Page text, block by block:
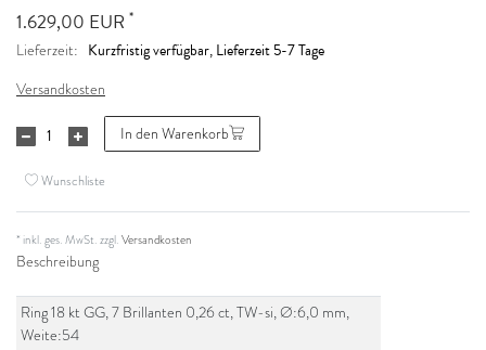
1.629,00 EUR *
Lieferzeit: Kurzfristig verfügbar, Lieferzeit 5-7 Tage
Versandkosten
In den Warenkorb
Wunschliste
* inkl. ges. MwSt. zzgl.Versandkosten
Beschreibung
Ring 18 kt GG, 7 Brillanten 0,26 ct, TW-si, Ø:6,0 mm,
Weite:54